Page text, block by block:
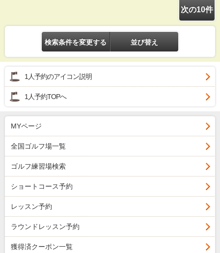
次の10件
検索条件を変更する 並び替え
1人予約のアイコン説明
1人予約TOPへ
MYページ
全国ゴルフ場一覧
ゴルフ練習場検索
ショートコース予約
レッスン予約
ラウンドレッスン予約
獲得済クーポン一覧